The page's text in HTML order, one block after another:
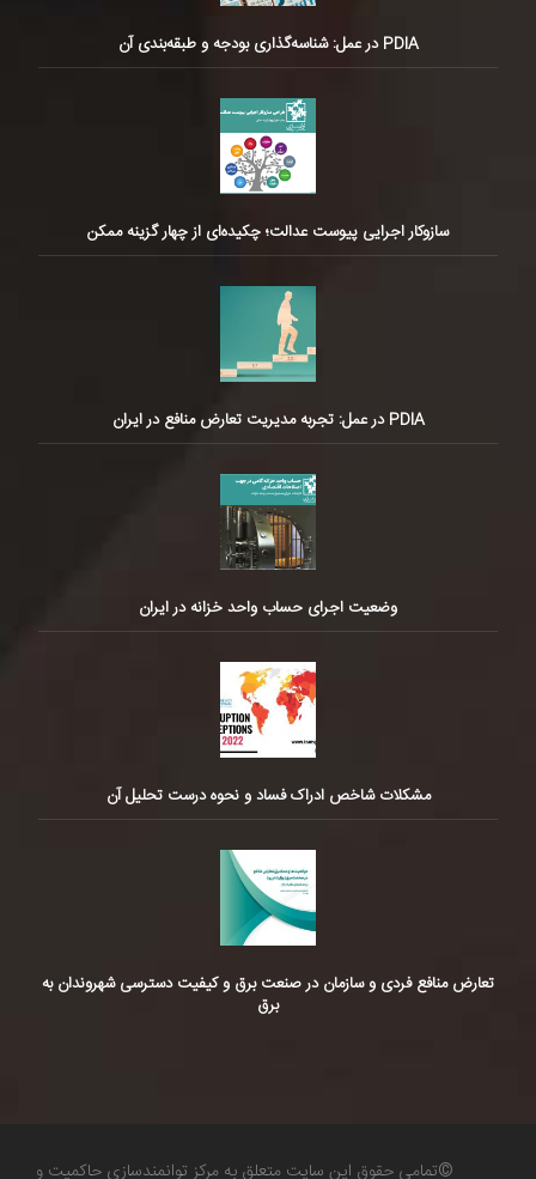
PDIA در عمل: شناسه‌گذاری بودجه و طبقه‌بندی آن
سازوکار اجرایی پیوست عدالت؛ چکیده‌ای از چهار گزینه ممکن
PDIA در عمل: تجربه مدیریت تعارض منافع در ایران
وضعیت اجرای حساب واحد خزانه در ایران
مشکلات شاخص ادراک فساد و نحوه درست تحلیل آن
تعارض منافع فردی و سازمان در صنعت برق و کیفیت دسترسی شهروندان به
برق
©تمامی حقوق این سایت متعلق به مرکز توانمندسازی حاکمیت و